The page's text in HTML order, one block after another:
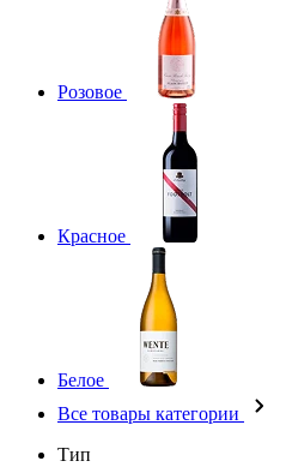
Розовое
Красное
Белое
Все товары категории
Тип